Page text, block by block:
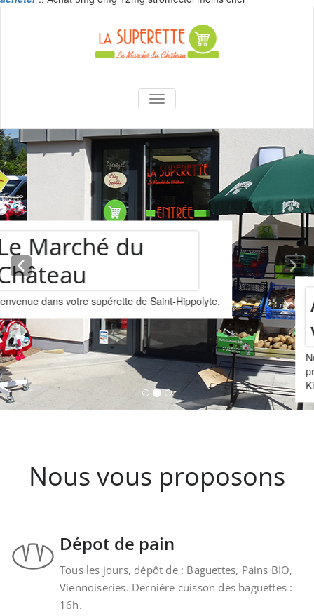
La Superette –
le marché du
château
AFFICHER/MASQUER LA
Assortiment de
vins
Nous vous proposons un assortiments de vins
provenant de la cave Les Faîtières à Orschwiller-
Kintzheim-St-Hippolyte.
Nous vous proposons
Dépot de pain
Tous les jours, dépôt de : Baguettes, Pains BIO,
Viennoiseries. Dernière cuisson des baguettes :
16h.